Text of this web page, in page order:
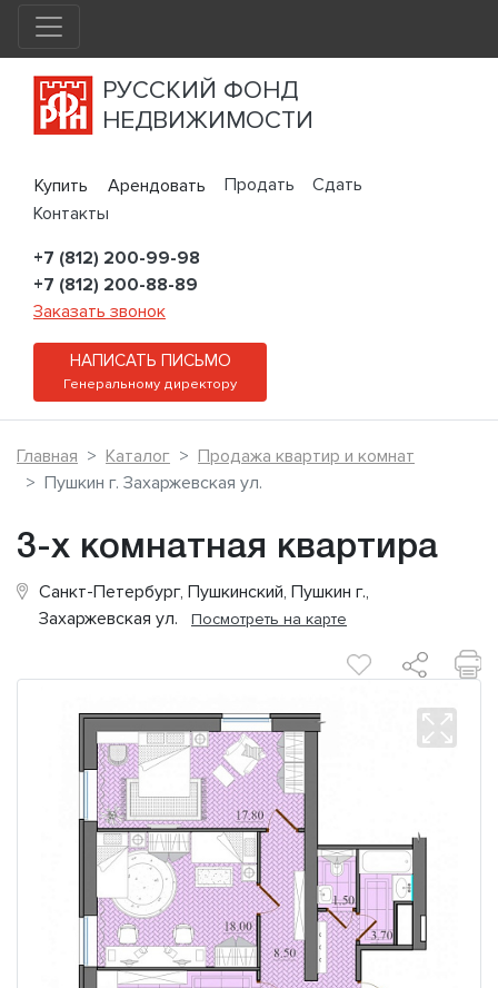
РУССКИЙ ФОНД
НЕДВИЖИМОСТИ
Купить Арендовать Продать
Сдать
Контакты
+7 (812) 200-99-98
+7 (812) 200-88-89
Заказать звонок
НАПИСАТЬ ПИСЬМО
Генеральному директору
Главная Каталог
Продажа квартир и комнат
Пушкин г. Захаржевская ул.
3-х комнатная квартира
Санкт-Петербург, Пушкинский, Пушкин г.,
Захаржевская ул. Посмотреть на карте